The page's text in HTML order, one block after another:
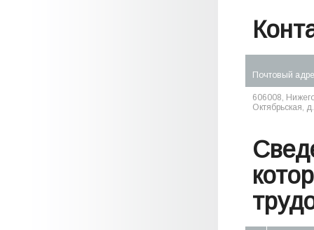
Почтовый
606008,
Октябрьская,